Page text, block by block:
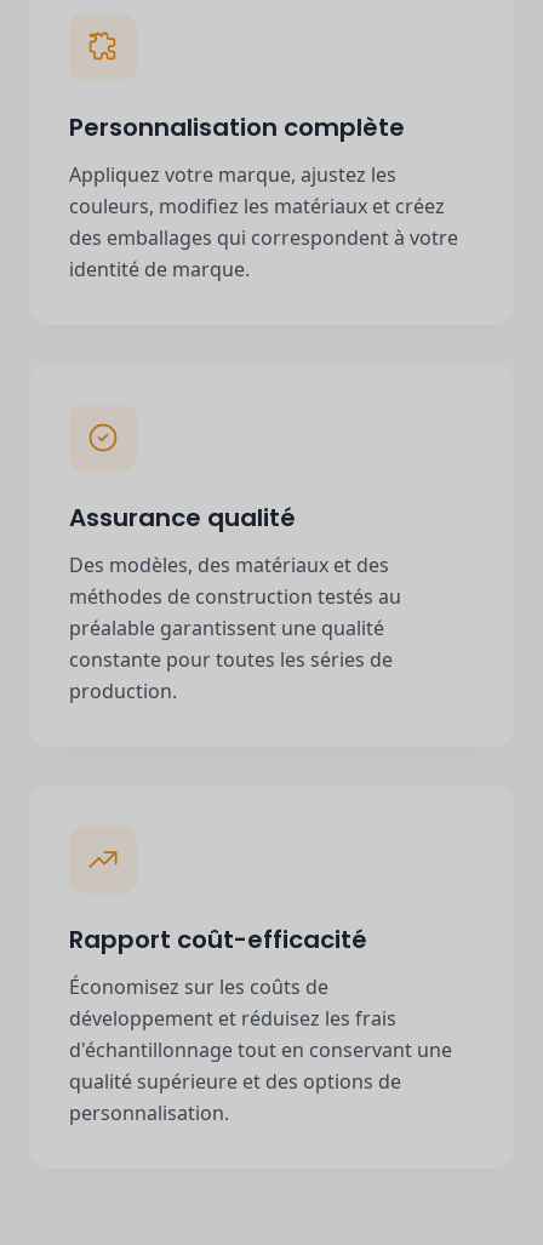
Personnalisation complète
Appliquez votre marque, ajustez les
couleurs, modifiez les matériaux et créez
des emballages qui correspondent à votre
identité de marque.
Assurance qualité
Des modèles, des matériaux et des
méthodes de construction testés au
préalable garantissent une qualité
constante pour toutes les séries de
production.
Rapport coût-efficacité
Économisez sur les coûts de
développement et réduisez les frais
d'échantillonnage tout en conservant une
qualité supérieure et des options de
personnalisation.